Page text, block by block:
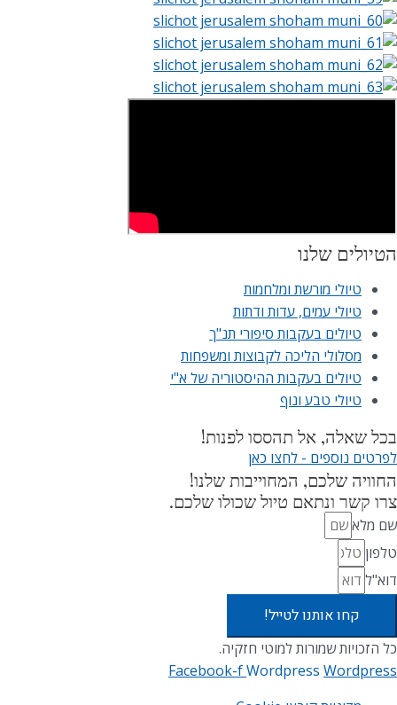
הטיולים שלנו
טיולי מורשת ומלחמות
טיולי עמים, עדות ודתות
טיולים בעקבות סיפורי תנ"ך
מסלולי הליכה לקבוצות ומשפחות
טיולים בעקבות ההיסטוריה של א"י
טיולי טבע ונוף
בכל שאלה, אל תהססו לפנות!
לפרטים נוספים - לחצו כאן
החוויה שלכם, המחוייבות שלנו!
צרו קשר ונתאם טיול שכולו שלכם.
שם מלא
טלפון
דוא"ל
קחו אותנו לטייל!
כל הזכויות שמורות למוטי חזקיה.
Facebook-fWordpress Wordpress